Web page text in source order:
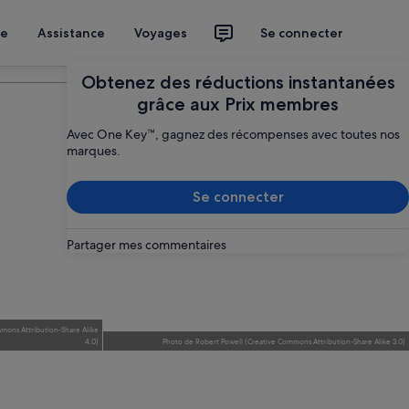
Assistance Voyages Se connecter
Obtenez des réductions instantanées
grâce aux Prix membres
Avec One Key™, gagnez des récompenses avec toutes nos
marques.
Se connecter
Partager mes commentaires
Planifier mon voyage
Attribution-Share Alike
4.0) Photo de Robert Powell (Creative Commons Attribution-Share Alike 3.0)